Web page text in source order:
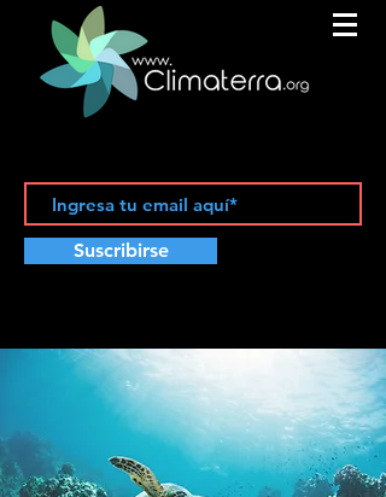
Suscribirse